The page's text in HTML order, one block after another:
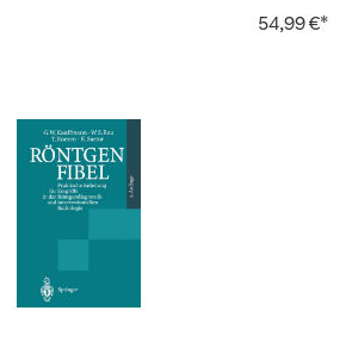
54,99 €*